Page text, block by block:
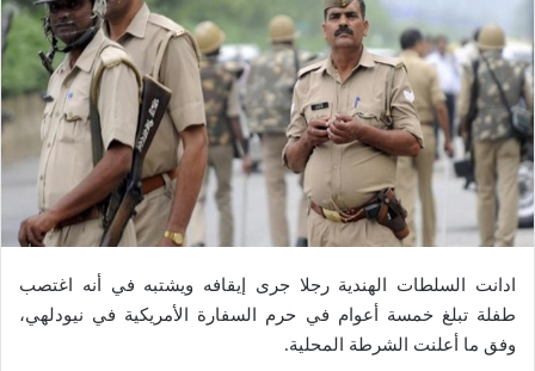
ادانت السلطات الهندية رجلا جرى إيقافه ويشتبه في أنه اغتصب
طفلة تبلغ خمسة أعوام في حرم السفارة الأمريكية في نيودلهي،
وفق ما أعلنت الشرطة المحلية.